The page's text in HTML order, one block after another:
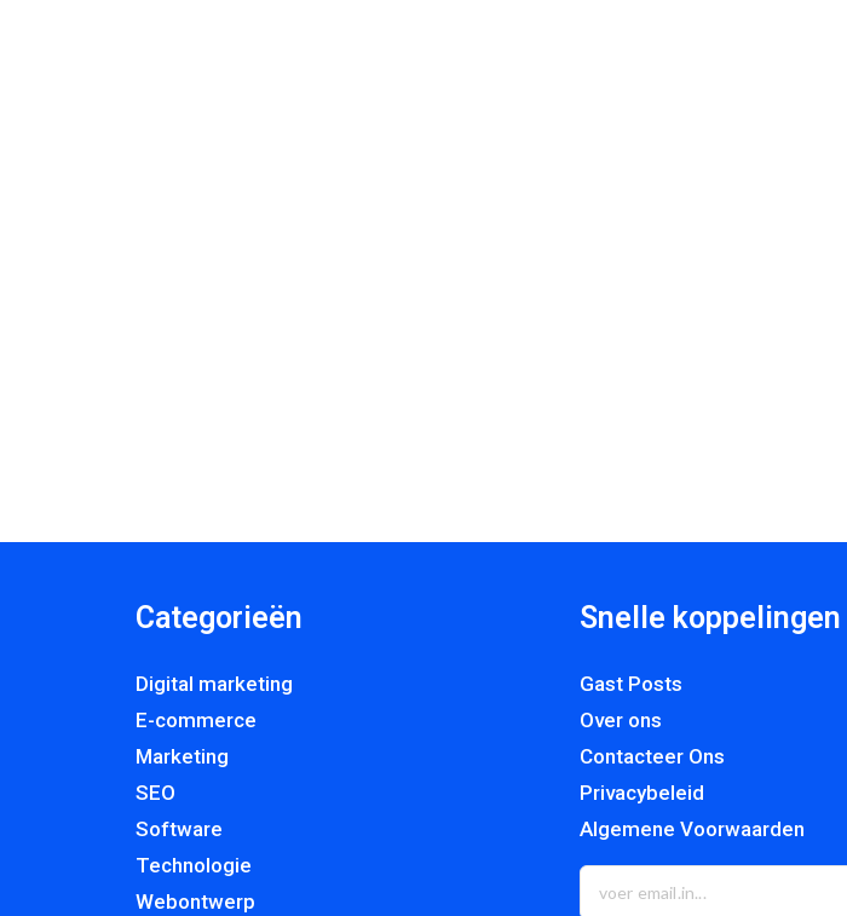
Categorieën
Digital marketing
E-commerce
Marketing
SEO
Software
Technologie
Webontwerp
Snelle koppelingen
Gast Posts
Over ons
Contacteer Ons
Privacybeleid
Algemene Voorwaarden